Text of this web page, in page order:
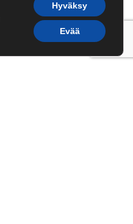
Hyväksy
Evää